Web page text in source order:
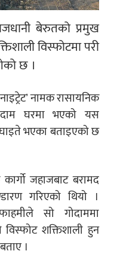
बेरुतको प्रमुख
विस्फोटमा परी
छ ।
नामक रासायनिक
घरमा भएको यस
घाइते भएका बताइएको छ
जहाजबाट बरामद
गरिएको थियो ।
सो गोदाममा
विस्फोट शक्तिशाली हुन
।